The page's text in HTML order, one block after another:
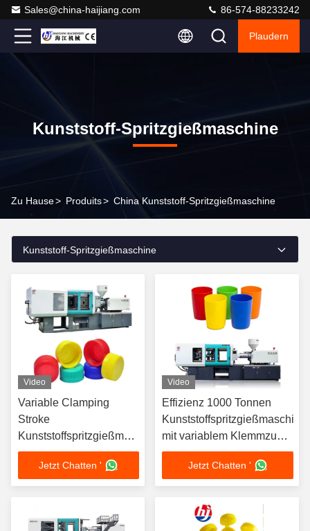
Sales@china-haijiang.com 86-574-88233242
Plaudern
Kunststoff-Spritzgießmaschine
Zu Hause> Produits> China Kunststoff-Spritzgießmaschine
Kunststoff-Spritzgießmaschine
Video
Variable Clamping
Stroke
Kunststoffspritzgießmaschine
ABC-1000 mit 1350MM
Schaltstrich
Jetzt Chatten '
Video
Effizienz 1000 Tonnen
Kunststoffspritzgießmaschine
mit variablem Klemmzug
für verschiedene
Anwendungen
Jetzt Chatten '